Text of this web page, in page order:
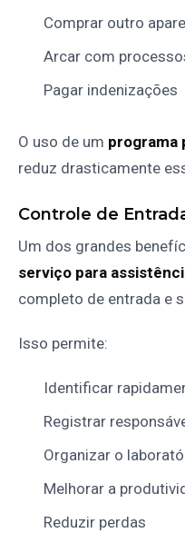
Comprar outro
Arcar com
Pagar indenizações
O uso de um programa
reduz drasticamente
Controle de
Um dos grandes
serviço para
completo de entrada e
Isso permite:
Identificar
Registrar
Organizar o
Melhorar a
Reduzir perdas